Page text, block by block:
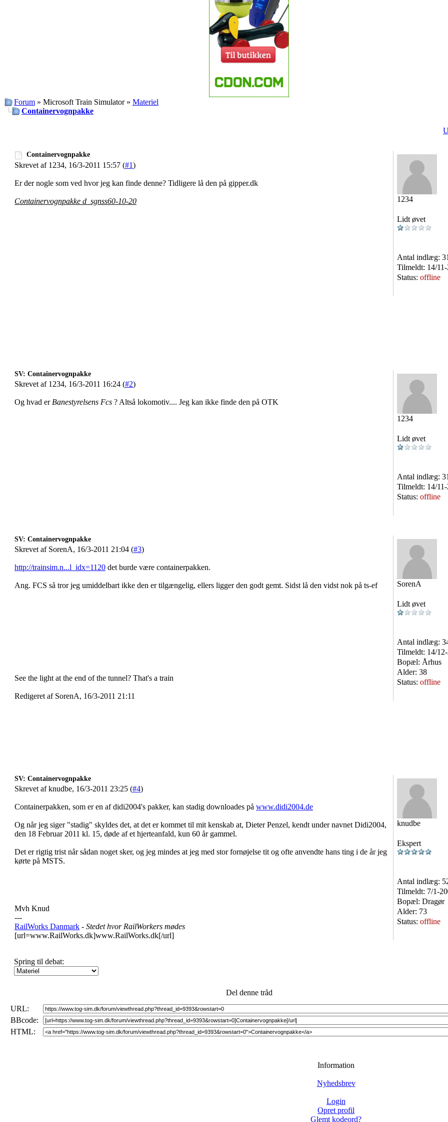
Forum » Microsoft Train Simulator » Materiel
Containervognpakke
Containervognpakke
Skrevet af 1234, 16/3-2011 15:57 (#1)
Er der nogle som ved hvor jeg kan finde denne? Tidligere lå den på gipper.dk
Containervognpakke d_sgnss60-10-20 1234
Lidt øvet
Antal indlæg: 31
Tilmeldt: 14/
Status: offline
SV: Containervognpakke
Skrevet af 1234, 16/3-2011 16:24 (#2)
Og hvad er Banestyrelsens Fcs ? Altså lokomotiv.... Jeg kan ikke finde den på OTK
1234
Lidt øvet
Antal indlæg: 31
Tilmeldt: 14/
Status: offline
SV: Containervognpakke
Skrevet af SorenA, 16/3-2011 21:04 (#3)
http://trainsim.n...l_idx=1120 det burde være containerpakken.
Ang. FCS så tror jeg umiddelbart ikke den er tilgængelig, ellers ligger den godt gemt. Sidst lå den vidst nok på ts-ef SorenA
Lidt øvet
Antal indlæg:
Tilmeldt: 14/
Bopæl: Århus
Alder: 38
Status: offline
See the light at the end of the tunnel? That's a train
Redigeret af SorenA, 16/3-2011 21:11
SV: Containervognpakke
Skrevet af knudbe, 16/3-2011 23:25 (#4)
Containerpakken, som er en af didi2004's pakker, kan stadig downloades på www.didi2004.de
Og når jeg siger "stadig" skyldes det, at det er kommet til mit kenskab at, Dieter Penzel, kendt under navnet Didi2004,
den 18 Februar 2011 kl. 15, døde af et hjerteanfald, kun 60 år gammel.
Det er rigtig trist når sådan noget sker, og jeg mindes at jeg med stor fornøjelse tit og ofte anvendte hans ting i de år jeg
kørte på MSTS.
knudbe
Ekspert
Antal indlæg:
Tilmeldt: 7/1-
Bopæl: Dragør
Alder: 73
Status: offline
Mvh Knud
---
RailWorks Danmark - Stedet hvor RailWorkers mødes
[url=www.RailWorks.dk]www.RailWorks.dk[/url]
Spring til debat:
Del denne tråd
URL:
BBcode:
HTML:
Information
Nyhedsbrev
Login
Opret profil
Glemt kodeord?